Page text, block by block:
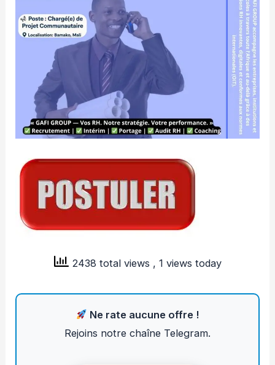
2438 total views , 1 views today
Ne rate aucune offre !
Rejoins notre chaîne Telegram.